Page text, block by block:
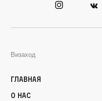
Визаход
Главная
О нас